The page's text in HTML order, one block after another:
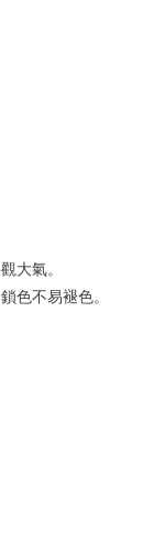
大氣。
色不易褪色。